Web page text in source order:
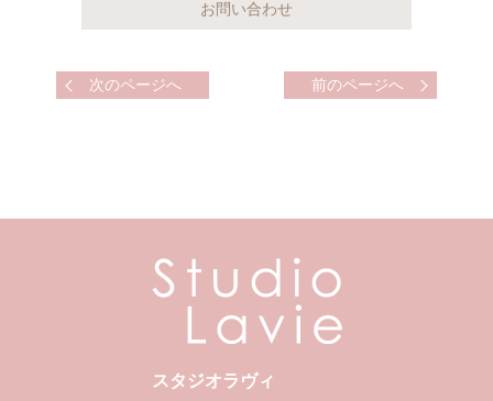
次のページへ 前のページへ
スタジオラヴィ